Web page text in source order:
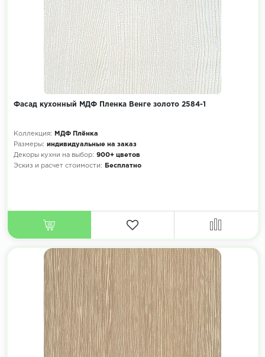
Фасад кухонный МДФ Пленка Венге золото 2584-1
Коллекция:
МДФ Плёнка
Размеры: индивидуальные на заказ
Декоры кухни на выбор: 900+ цветов
Эскиз и расчет стоимости:
Бесплатно